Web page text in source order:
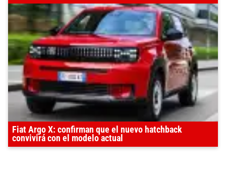
Fiat Argo X: confirman que el nuevo hatchback
convivirá con el modelo actual